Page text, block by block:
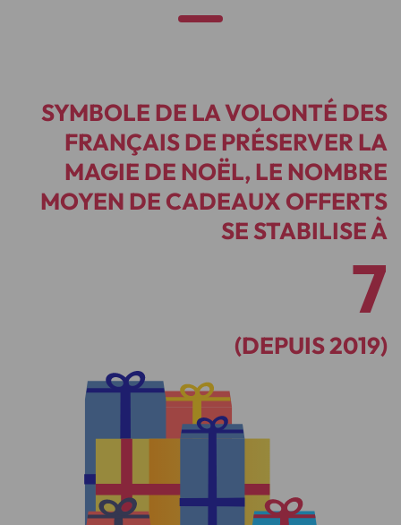
SYMBOLE DE LA VOLONTÉ DES
FRANÇAIS DE PRÉSERVER LA
MAGIE DE NOËL, LE NOMBRE
MOYEN DE CADEAUX OFFERTS
SE STABILISE À
7
(DEPUIS 2019)